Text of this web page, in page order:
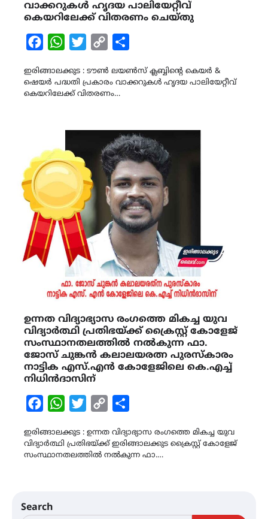
വാക്കറുകൾ ഹൃദയ പാലിയേറ്റീവ്
കെയറിലേക്ക് വിതരണം ചെയ്തു
FacebookWhatsAppTwitterCopy
ഇരിങ്ങാലക്കുട : ടൗൺ ലയൺസ് ക്ലബ്ബിന്റെ കെയർ &
ഷെയർ പദ്ധതി പ്രകാരം വാക്കറുകൾ ഹൃദയ പാലിയേറ്റീവ്
കെയറിലേക്ക് വിതരണം…
ഉന്നത വിദ്യാഭ്യാസ രംഗത്തെ മികച്ച യുവ
വിദ്യാർത്ഥി പ്രതിഭയ്ക്ക് ക്രൈസ്റ്റ് കോളേജ്
സംസ്ഥാനതലത്തിൽ നൽകുന്ന ഫാ.
ജോസ് ചുങ്കൻ കലാലയരത്ന പുരസ്കാരം
നാട്ടിക എസ്.എൻ കോളേജിലെ കെ.എച്ച്
നിധിൻദാസിന്
FacebookWhatsAppTwitterCopy
ഇരിങ്ങാലക്കുട : ഉന്നത വിദ്യാഭ്യാസ രംഗത്തെ മികച്ച യുവ
വിദ്യാർത്ഥി പ്രതിഭയ്ക്ക് ഇരിങ്ങാലക്കുട ക്രൈസ്റ്റ് കോളേജ്
സംസ്ഥാനതലത്തിൽ നൽകുന്ന ഫാ.…
Search